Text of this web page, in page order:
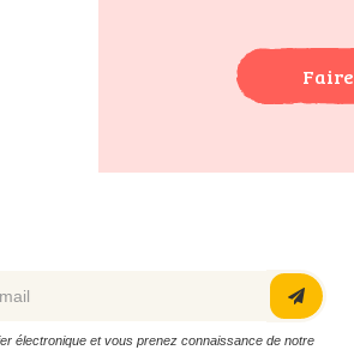
électronique et vous prenez connaissance de notre